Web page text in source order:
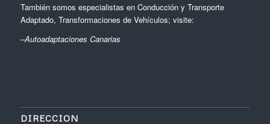
También somos especialistas en Conducción y Transporte
Adaptado, Transformaciones de Vehículos; visite:
–Autoadaptaciones Canarias
DIRECCION